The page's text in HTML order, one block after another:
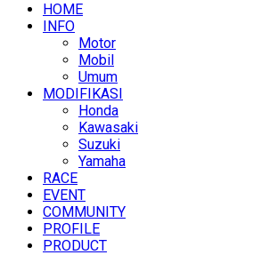
HOME
INFO
Motor
Mobil
Umum
MODIFIKASI
Honda
Kawasaki
Suzuki
Yamaha
RACE
EVENT
COMMUNITY
PROFILE
PRODUCT